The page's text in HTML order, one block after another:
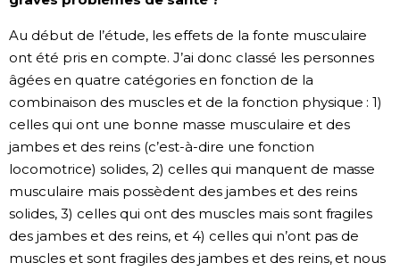
Au début de l’étude, les effets de la fonte musculaire
ont été pris en compte. J’ai donc classé les personnes
âgées en quatre catégories en fonction de la
combinaison des muscles et de la fonction physique : 1)
celles qui ont une bonne masse musculaire et des
jambes et des reins (c’est-à-dire une fonction
locomotrice) solides, 2) celles qui manquent de masse
musculaire mais possèdent des jambes et des reins
solides, 3) celles qui ont des muscles mais sont fragiles
des jambes et des reins, et 4) celles qui n’ont pas de
muscles et sont fragiles des jambes et des reins, et nous